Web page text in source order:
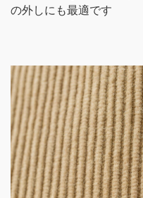
の外しにも最適です